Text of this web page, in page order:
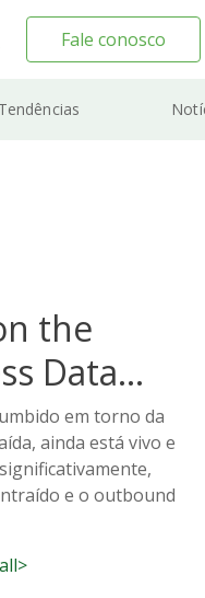
Fale conosco
Tendências
the
Data
em torno da
ainda está vivo e
e o outbound